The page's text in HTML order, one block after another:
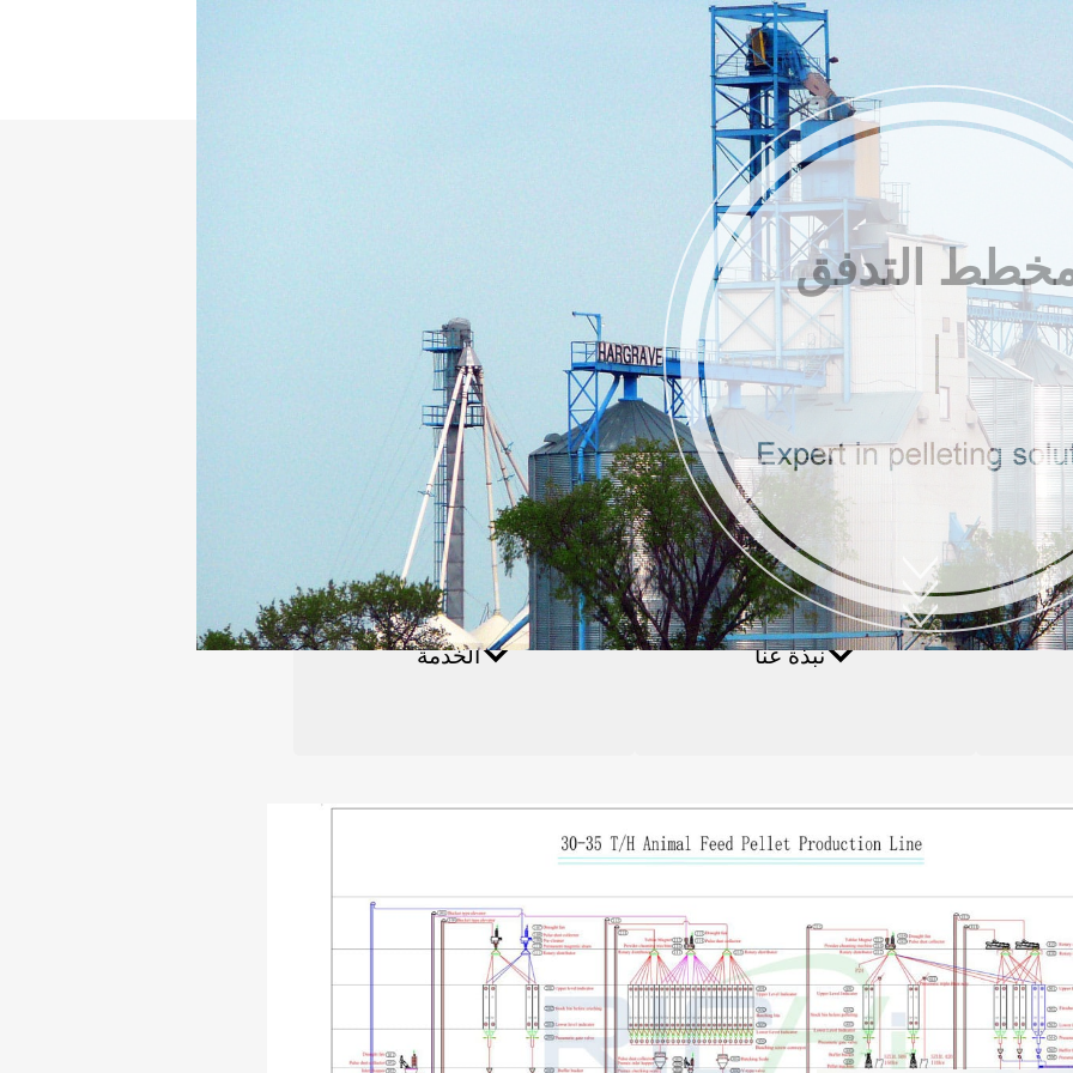
الأخرى
كريات الكتلة الحيوية مصنع كريات العلف المائي مصنع الأسمدة العضوية الأسئلة الشائعة مقاطع الفيديو نبذة عنا الخدمة
التدفق